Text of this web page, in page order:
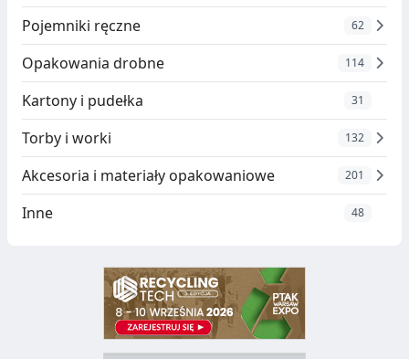
Pojemniki ręczne 62
Opakowania drobne 114
Kartony i pudełka 31
Torby i worki 132
Akcesoria i materiały opakowaniowe 201
Inne 48